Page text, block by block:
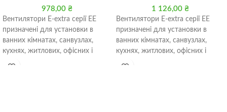
978,00 ₴
Вентилятори Е-extra серії EE
призначені для установки в
ванних кімнатах, санвузлах,
кухнях, житлових, офісних і
1 126,00 ₴
Вентилятори Е-extra серії EE
призначені для установки в
ванних кімнатах, санвузлах,
кухнях, житлових, офісних і